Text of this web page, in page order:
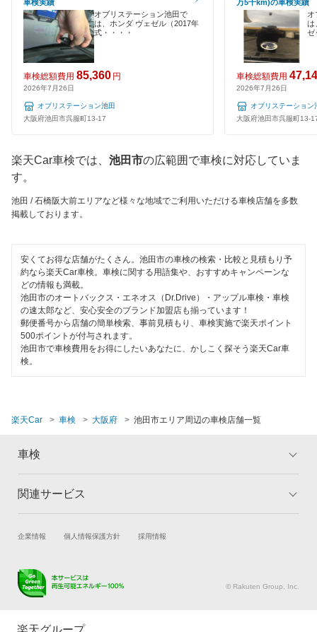
泉南郡
泉南市
泉北郡
大東市
高槻市
豊中市
富田林市
寝屋川市
羽曳野市
阪南市
松原市
三島郡
南河内郡
守口市
EV車OK
120分以内の車検
1日車検
夜間受付
整備保証
コンピューター診断
ウルトラ車検
ホリデー車検
モリカワ車検
マッハ車検
トヨタディーラー
安心WE！車検
閉じる
車検実績
オブリステーション池田で
は、ホンダ ヴェゼル（2017年
式・・・・
車検総額費用 85,360 円
2026年7月26日
オブリステーション池田
大阪府池田市呉服町13-17
万5千km)の車検実績
オ
は
ゼ
車検総額費用
2026年7月26日
オブリステーション
大阪府池田市呉服町13-
楽天Car車検では、 池田市の広範囲で車検に対応していま
す。
池田 / 石橋阪大前エリアなど様々な地域でご利用いただける車検店舗を多数
掲載しております。
安くてお得な店舗がたくさん。池田市の車検の検索・比較と見積もり予
約なら楽天Car車検。車検に関する用語集や、おすすめキャンペーンな
どの情報も満載。
池田市のオートバックス・エネオス（Dr.Drive）・アップル車検・車検
の速太郎など、安心安全のブランド加盟店も揃っています！
郵便番号から店舗の簡単検索、事前見積もり、車検実施で楽天ポイント
500ポイントが付与されます。
池田市で車検費用をお得にしたいあなたに、かしこく探そう楽天Car車
検。
楽天Car 車検 大阪府 池田市エリア周辺の車検店舗一覧
車検
トップ
車検の基礎知識 キャンペーン一覧
関連サービス
試乗・商談 新車購入
キズ修理予約
メンテナンス管理
タイヤ交換サービス
企業情報 個人情報保護方針 採用情報
© Rakuten Group, Inc.
楽天グループ